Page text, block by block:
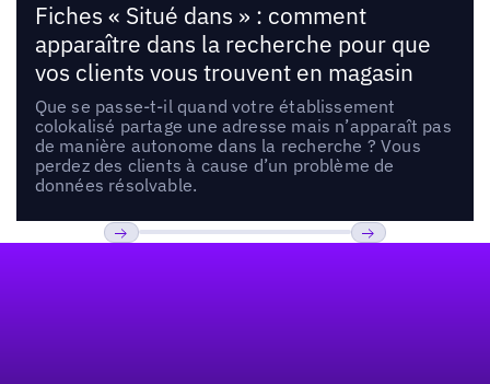
Fiches « Situé dans » : comment
apparaître dans la recherche pour que
vos clients vous trouvent en magasin
Que se passe-t-il quand votre établissement
colokalisé partage une adresse mais n’apparaît pas
de manière autonome dans la recherche ? Vous
perdez des clients à cause d’un problème de
données résolvable.